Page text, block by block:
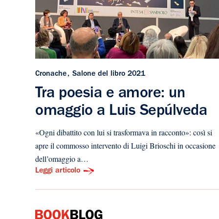
Cronache Salone del libro 2021
Tra poesia e amore: un
omaggio a Luis Sepúlveda
«Ogni dibattito con lui si trasformava in racconto»: così si
apre il commosso intervento di Luigi Brioschi in occasione
dell’omaggio a…
Leggi articolo